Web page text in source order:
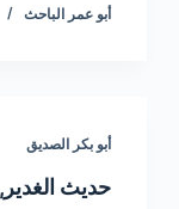
أبو عمر الباحث
أبو بكر الصديق
حديث